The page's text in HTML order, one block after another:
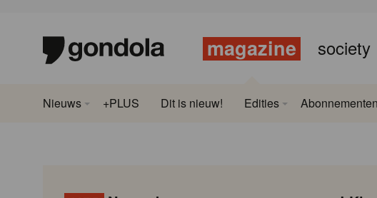
magazine society
Nieuws +PLUS Dit is nieuw! Edities Abonnementen